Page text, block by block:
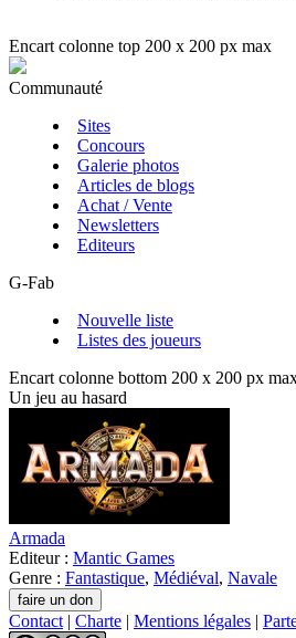
Encart colonne top 200 x 200 px max
Communauté
Sites
Concours
Galerie photos
Articles de blogs
Achat / Vente
Newsletters
Editeurs
G-Fab
Nouvelle liste
Listes des joueurs
Encart colonne bottom 200 x 200 px
Un jeu au hasard
Armada
Editeur : Mantic Games
Genre : Fantastique, Médiéval, Navale
Contact | Charte | Mentions légales |